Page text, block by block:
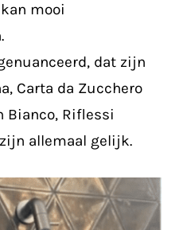
mooi
dat zijn
Carta da Zucchero
Bianco, Riflessi
allemaal gelijk.